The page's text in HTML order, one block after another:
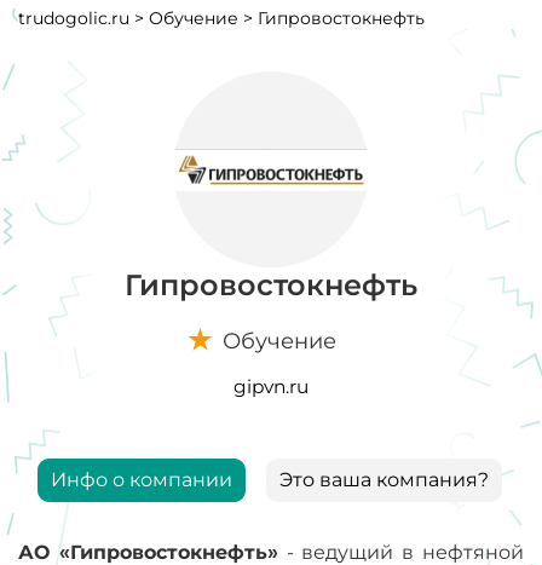
trudogolic.ru > Обучение > Гипровостокнефть
Гипровостокнефть
Обучение
gipvn.ru
Инфо о компании Это ваша компания?
АО «Гипровостокнефть»- ведущий в нефтяной